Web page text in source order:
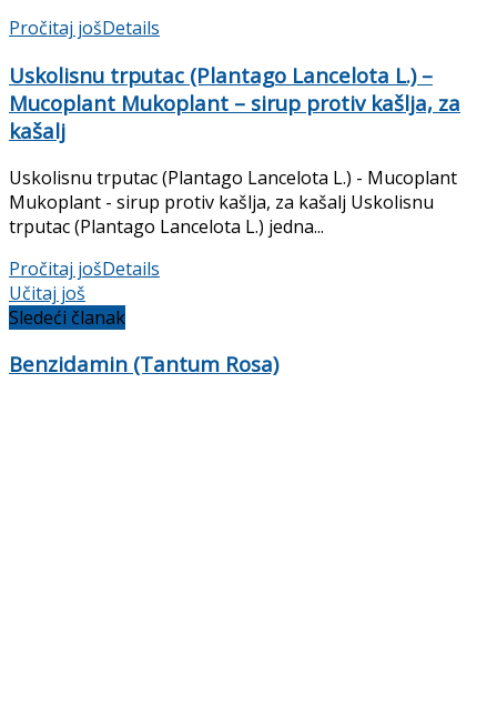
Pročitaj jošDetails
Uskolisnu trputac (Plantago Lancelota L.) –
Mucoplant Mukoplant – sirup protiv kašlja, za
kašalj
Uskolisnu trputac (Plantago Lancelota L.) - Mucoplant
Mukoplant - sirup protiv kašlja, za kašalj Uskolisnu
trputac (Plantago Lancelota L.) jedna...
Pročitaj jošDetails
Učitaj još
Sledeći članak
Benzidamin (Tantum Rosa)